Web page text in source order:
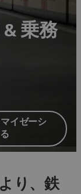
乗務
イゼーシ
り、鉄